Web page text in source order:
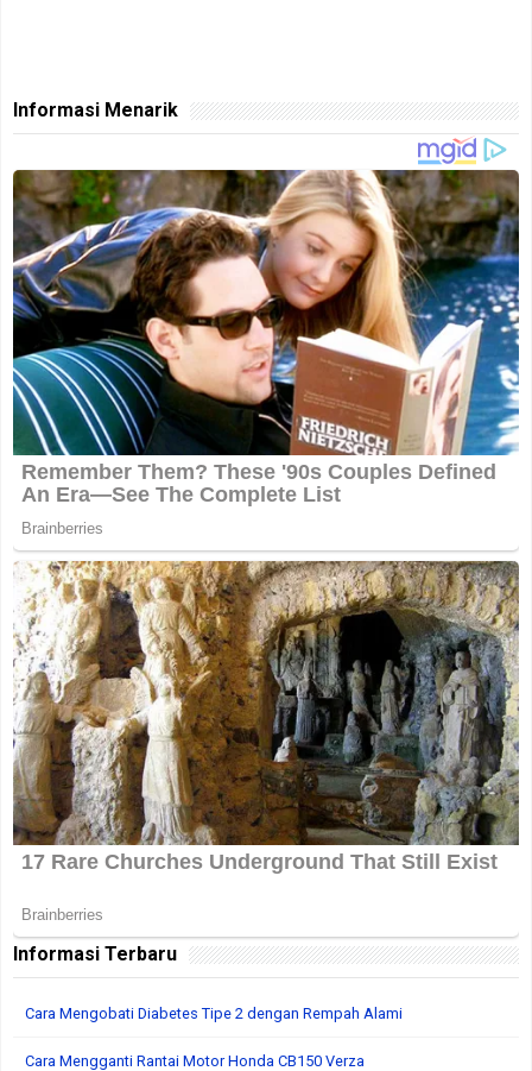
Informasi Menarik
Informasi Terbaru
Cara Mengobati Diabetes Tipe 2 dengan Rempah Alami
Cara Mengganti Rantai Motor Honda CB150 Verza